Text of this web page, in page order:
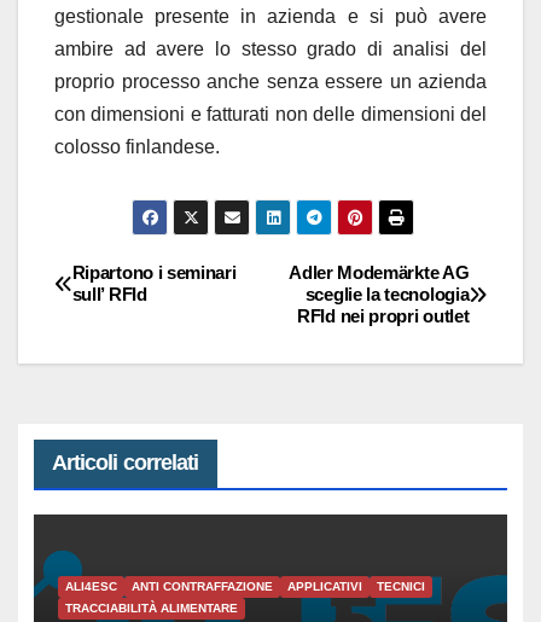
gestionale presente in azienda e si può avere
ambire ad avere lo stesso grado di analisi del
proprio processo anche senza essere un azienda
con dimensioni e fatturati non delle dimensioni del
colosso finlandese.
Navigazione
Adler Modemärkte AG
sceglie la tecnologia
RFId nei propri outlet
Ripartono i seminari
sull’ RFId
Articoli correlati
ALI4ESC ANTI CONTRAFFAZIONE APPLICATIVI
TECNICI
TRACCIABILITÀ ALIMENTARE